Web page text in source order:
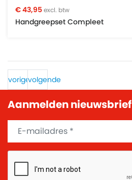
€ 43,95 excl. btw
Handgreepset Compleet
vorigevolgende
Aanmelden nieuwsbrief